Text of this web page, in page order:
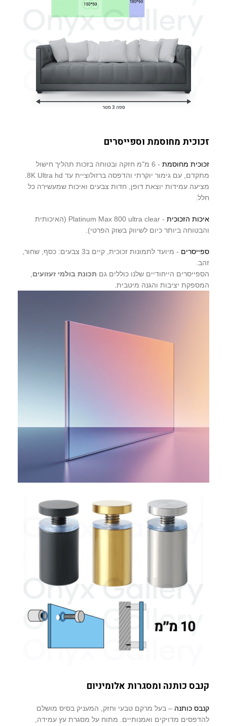
זכוכית מחוסמת וספייסרים
זכוכית מחוסמת
- 6 מ"מ חזקה ובטוחה בזכות תהליך חישול
מציעה עמידות יוצאת דופן, חדות צבעים ואיכות שמעשירה כל
חלל.
איכות הזכוכית
- Platinum Max 800 ultra clear (האיכותית
והבטוחה ביותר כיום לשיווק בשוק הפרטי).
ספייסרים
- מיועד לתמונות זכוכית, קיים ב3 צבעים: כסף, שחור,
זהב.
הספייסרים הייחודיים שלנו כוללים גם תכונת בולמי זעזועים
המספקת יציבות והגנה מיטבית.
קנבס כותנה ומסגרות אלומיניום
קנבס כותנה – בעל מרקם טבעי וחזק, המעניק בסיס מושלם
להדפסים מדויקים ואמנותיים. מתוח על מסגרת עץ עמידה,